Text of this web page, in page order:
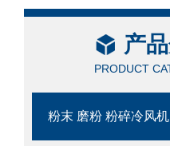
产
PRODUCT
粉末 磨粉 粉碎冷风机